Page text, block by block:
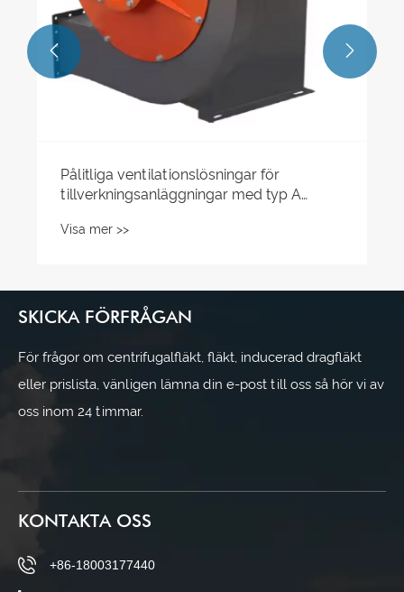
 
SKICKA FÖRFRÅGAN
För frågor om centrifugalfläkt, fläkt, inducerad dragfläkt
eller prislista, vänligen lämna din e-post till oss så hör vi av
oss inom 24 timmar.
KONTAKTA OSS
+86-18003177440